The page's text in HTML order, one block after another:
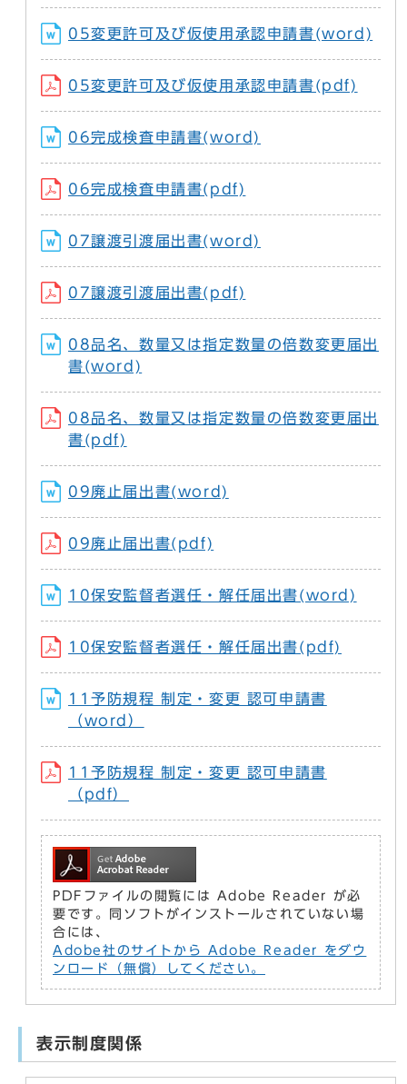
05変更許可及び仮使用承認申請書(word)
05変更許可及び仮使用承認申請書(pdf)
06完成検査申請書(word)
06完成検査申請書(pdf)
07譲渡引渡届出書(word)
07譲渡引渡届出書(pdf)
08品名、数量又は指定数量の倍数変更届出
書(word)
08品名、数量又は指定数量の倍数変更届出
書(pdf)
09廃止届出書(word)
09廃止届出書(pdf)
10保安監督者選任・解任届出書(word)
10保安監督者選任・解任届出書(pdf)
11予防規程 制定・変更 認可申請書
（word）
11予防規程 制定・変更 認可申請書
（pdf）
PDFファイルの閲覧には Adobe Reader が必
要です。同ソフトがインストールされていない場
合には、
Adobe社のサイトから Adobe Reader をダウ
ンロード（無償）してください。
表示制度関係